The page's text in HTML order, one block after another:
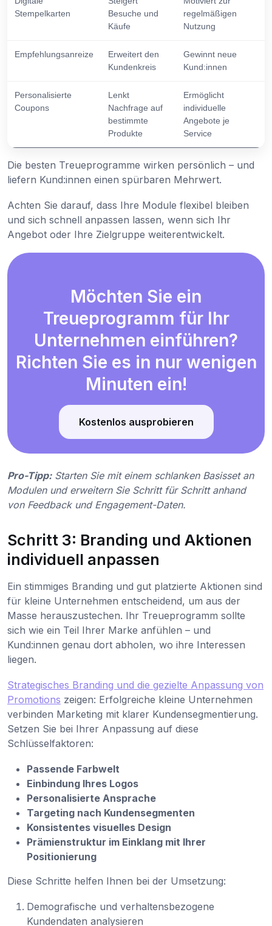
Stempelkarten
Besuche und
Käufe
regelmäßigen
Nutzung
Empfehlungsanreize
Erweitert den
Kundenkreis
Gewinnt neue
Kund:innen
Personalisierte
Coupons
Lenkt
Nachfrage auf
bestimmte
Produkte
Ermöglicht
individuelle
Angebote je
Service
Die besten Treueprogramme wirken persönlich – und
liefern Kund:innen einen spürbaren Mehrwert.
Achten Sie darauf, dass Ihre Module flexibel bleiben
und sich schnell anpassen lassen, wenn sich Ihr
Angebot oder Ihre Zielgruppe weiterentwickelt.
Möchten Sie ein
Treueprogramm für Ihr
Unternehmen einführen?
Richten Sie es in nur wenigen
Minuten ein!
Kostenlos ausprobieren
Pro-Tipp: Starten Sie mit einem schlanken Basisset an
Modulen und erweitern Sie Schritt für Schritt anhand
von Feedback und Engagement-Daten.
Schritt 3: Branding und Aktionen
individuell anpassen
Ein stimmiges Branding und gut platzierte Aktionen sind
für kleine Unternehmen entscheidend, um aus der
Masse herauszustechen. Ihr Treueprogramm sollte
sich wie ein Teil Ihrer Marke anfühlen – und
Kund:innen genau dort abholen, wo ihre Interessen
liegen.
Strategisches Branding und die gezielte Anpassung von
Promotions zeigen: Erfolgreiche kleine Unternehmen
verbinden Marketing mit klarer Kundensegmentierung.
Setzen Sie bei Ihrer Anpassung auf diese
Schlüsselfaktoren:
Passende Farbwelt
Einbindung Ihres Logos
Personalisierte Ansprache
Targeting nach Kundensegmenten
Konsistentes visuelles Design
Prämienstruktur im Einklang mit Ihrer
Positionierung
Diese Schritte helfen Ihnen bei der Umsetzung:
Demografische und verhaltensbezogene
Kundendaten analysieren